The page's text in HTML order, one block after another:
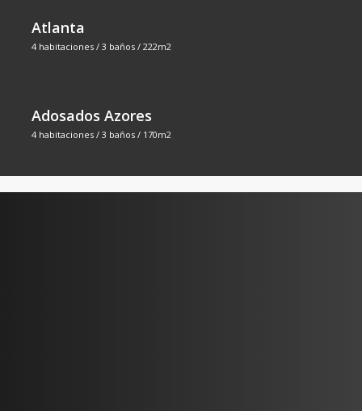
Atlanta
4 habitaciones / 3 baños / 222m2
Adosados Azores
4 habitaciones / 3 baños / 170m2